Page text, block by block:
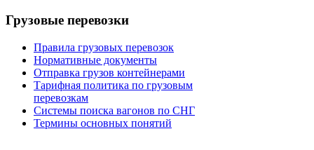
Грузовые перевозки
Правила грузовых перевозок
Нормативные документы
Отправка грузов контейнерами
Тарифная политика по грузовым
перевозкам
Системы поиска вагонов по СНГ
Термины основных понятий